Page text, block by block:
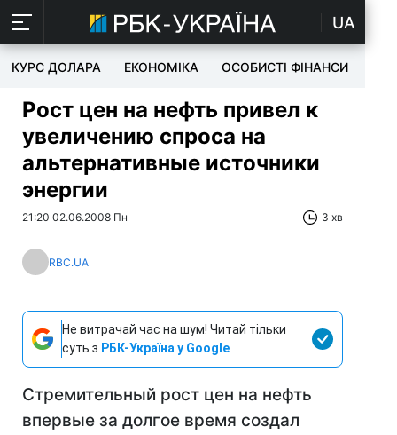
UA
КУРС ДОЛАРА ЕКОНОМІКА ОСОБИСТІ ФІНАНСИ
Рост цен на нефть привел к
увеличению спроса на
альтернативные источники
энергии
21:20 02.06.2008 Пн 3 хв
RBC.UA
Не витрачай час на шум! Читай тільки
суть з РБК-Україна у Google
Стремительный рост цен на нефть
впервые за долгое время создал